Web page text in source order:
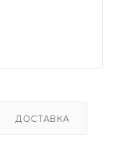
ДОСТАВКА